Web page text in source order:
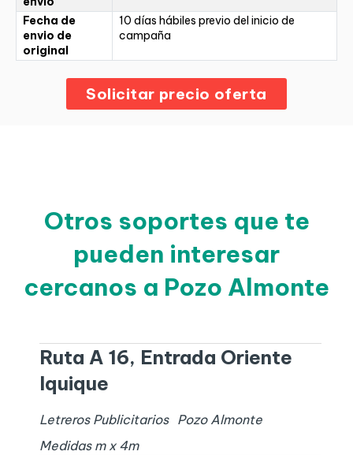
Fecha de
envio de
original
10 días hábiles previo del inicio de
campaña
Solicitar precio oferta
Otros soportes que te
pueden interesar
cercanos a Pozo Almonte
Ruta A 16, Entrada Oriente
Iquique
Letreros Publicitarios
Pozo Almonte
Medidas m x 4m